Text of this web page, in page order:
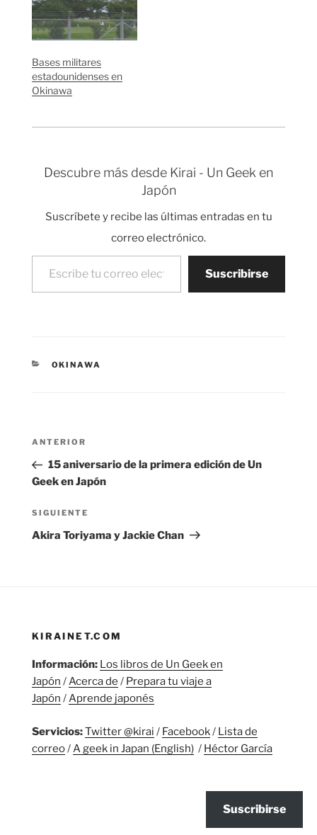
Bases militares
estadounidenses en
Okinawa
Descubre más desde Kirai - Un Geek en
Japón
Suscríbete y recibe las últimas entradas en tu
correo electrónico.
Escribe tu correo electrónico…
Suscribirse
CATEGORÍAS
OKINAWA
Navegación
entradas
Entrada
anterior:
ANTERIOR
15 aniversario de la primera edición de Un
Geek en Japón
Siguiente
entrada
SIGUIENTE
Akira Toriyama y Jackie Chan
KIRAINET.COM
Información: Los libros de Un Geek en
Japón /Acerca de / Prepara tu viaje a
Japón /Aprende japonés
Servicios:Twitter @kirai / Facebook/ Lista de
correo/A geek in Japan (English) / Héctor García
Suscribirse